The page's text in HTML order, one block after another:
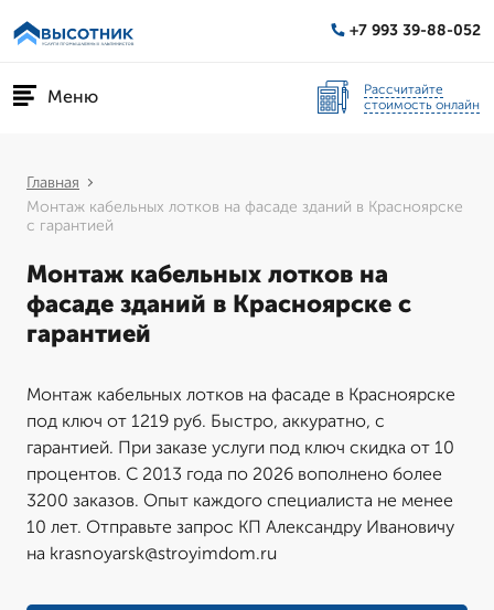
+7 993 39-88-052
Меню
Рассчитайте
стоимость онлайн
Главная
Монтаж кабельных лотков на фасаде зданий в Красноярске
с гарантией
Монтаж кабельных лотков на
фасаде зданий в Красноярске с
гарантией
Монтаж кабельных лотков на фасаде в Красноярске
под ключ от 1219 руб. Быстро, аккуратно, с
гарантией. При заказе услуги под ключ скидка от 10
процентов. С 2013 года по 2026 вополнено более
3200 заказов. Опыт каждого специалиста не менее
10 лет. Отправьте запрос КП Александру Ивановичу
на krasnoyarsk@stroyimdom.ru